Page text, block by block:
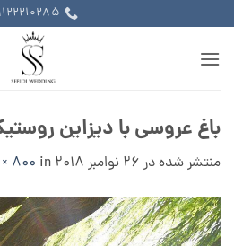
to
content
باغ عروسی با دیزاین
منتشر شده در 26 نوامبر 2018 800 in